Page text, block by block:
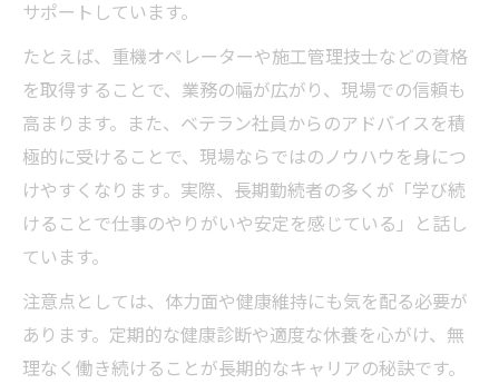
サポートしています。
たとえば、重機オペレーターや施工管理技士などの資格
を取得することで、業務の幅が広がり、現場での信頼も
高まります。また、ベテラン社員からのアドバイスを積
極的に受けることで、現場ならではのノウハウを身につ
けやすくなります。実際、長期勤続者の多くが「学び続
けることで仕事のやりがいや安定を感じている」と話し
ています。
注意点としては、体力面や健康維持にも気を配る必要が
あります。定期的な健康診断や適度な休養を心がけ、無
理なく働き続けることが長期的なキャリアの秘訣です。